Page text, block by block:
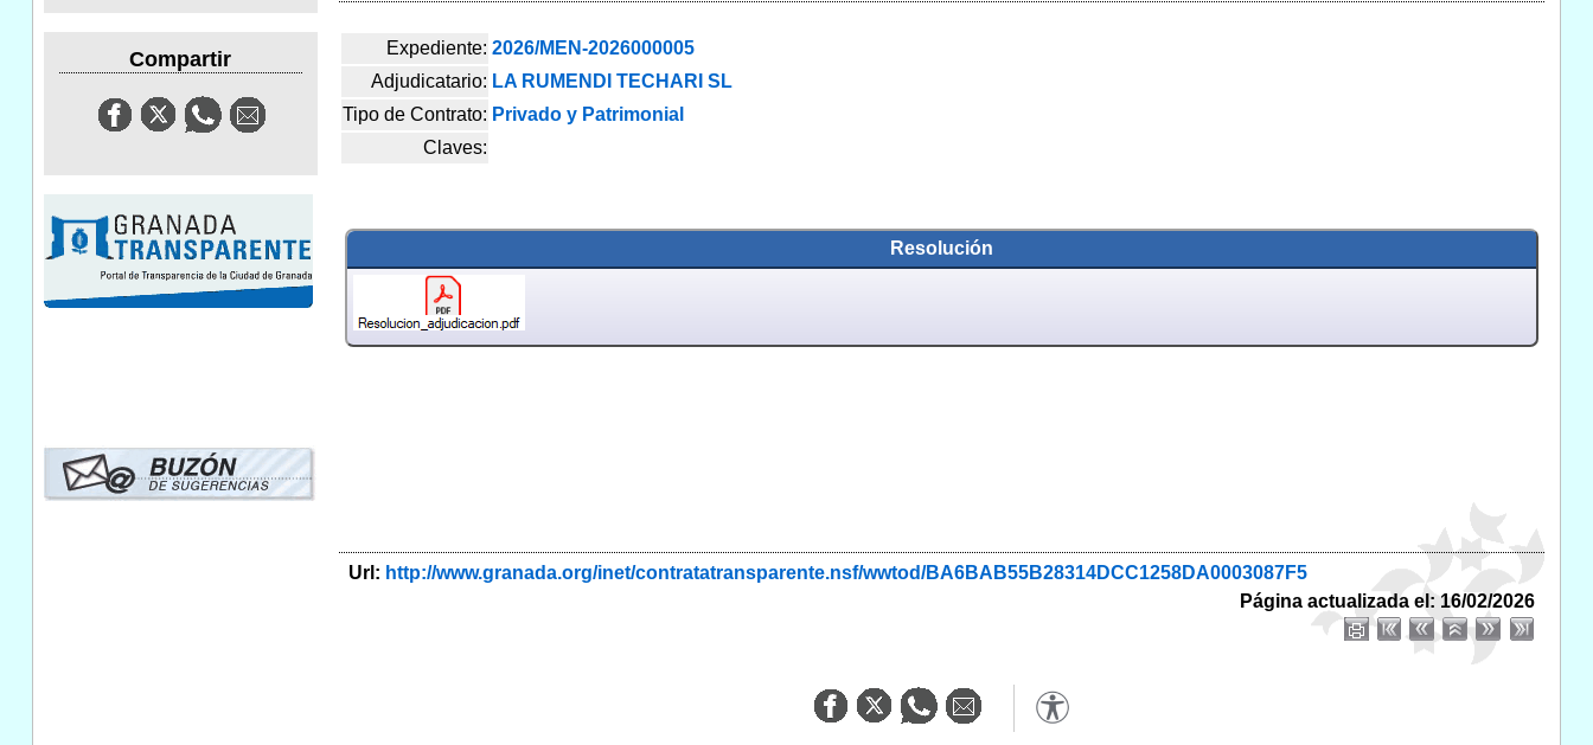
Compartir Expediente: 2026/MEN-2026000005
Adjudicatario: LA RUMENDI TECHARI SL
Tipo de Contrato: Privado y Patrimonial
Claves:
Resolución
Url: http://www.granada.org/inet/contratatransparente.nsf/wwtod/BA6BAB55B28314DCC1258DA0003087F5
Página actualizada el: 16/02/2026